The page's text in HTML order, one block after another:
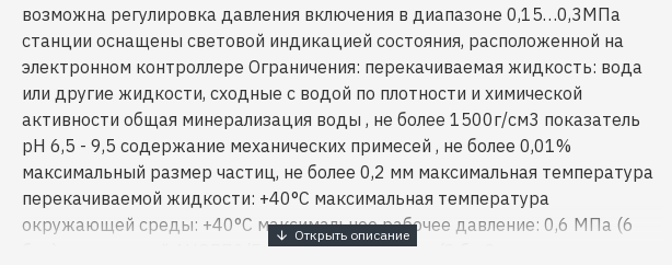
возможна регулировка давления включения в диапазоне 0,15…0,3МПа
станции оснащены световой индикацией состояния, расположенной на
электронном контроллере Ограничения: перекачиваемая жидкость: вода
или другие жидкости, сходные с водой по плотности и химической
активности общая минерализация воды , не более 1500г/см3 показатель
pH 6,5 - 9,5 содержание механических примесей , не более 0,01%
максимальный размер частиц, не более 0,2 мм максимальная температура
перекачиваемой жидкости: +40°С максимальная температура
окружающей среды: +40°С максимальное рабочее давление: 0,6 МПа (6
бар), для станций AUQB70/E, AUTPS70/E 0,8 Мпа (8 ба Ограничения: